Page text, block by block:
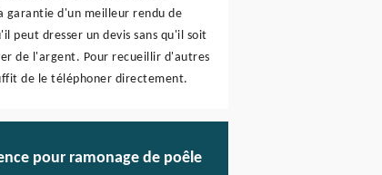
garantie d'un meilleur rendu de
peut dresser un devis sans qu'il soit
de l'argent. Pour recueillir d'autres
de le téléphoner directement.
pour ramonage de poêle